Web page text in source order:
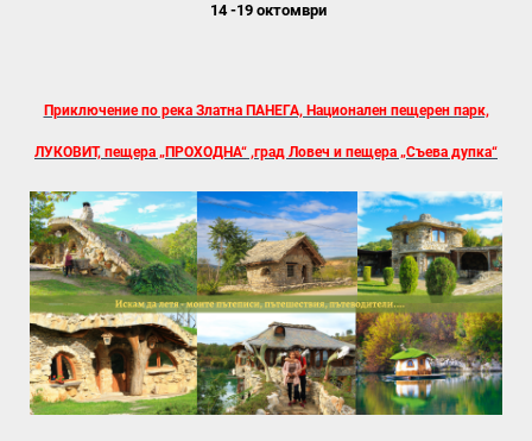
14 -19 октомври
Приключение по река Златна ПАНЕГА, Национален пещерен парк,
ЛУКОВИТ, пещера „ПРОХОДНА“ ,град Ловеч и пещера „Съева дупка“